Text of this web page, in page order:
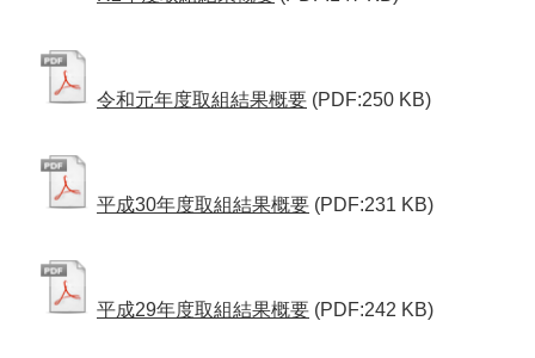
令和元年度取組結果概要 (PDF:250 KB)
平成30年度取組結果概要 (PDF:231 KB)
平成29年度取組結果概要 (PDF:242 KB)